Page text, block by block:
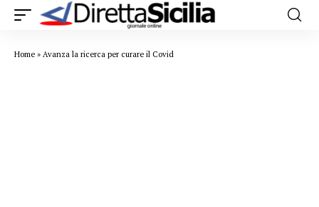
Home » Avanza la ricerca per curare il Covid